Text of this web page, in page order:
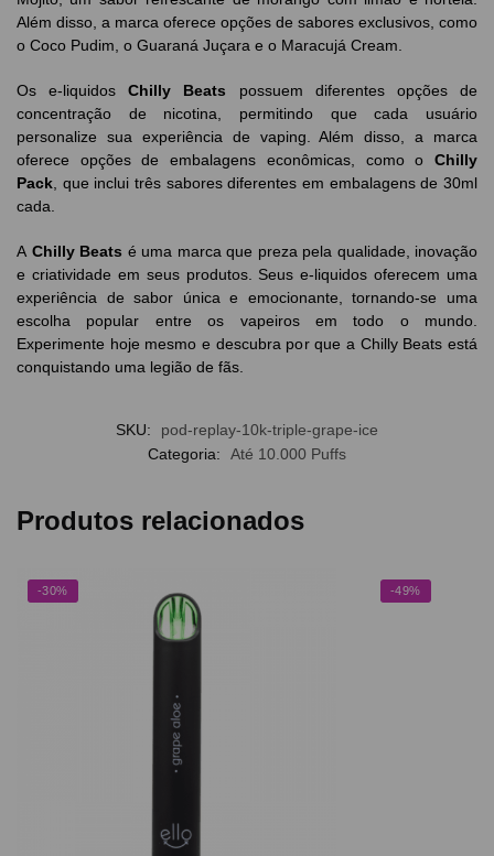
Além disso, a marca oferece opções de sabores exclusivos, como
o Coco Pudim, o Guaraná Juçara e o Maracujá Cream.
Os e-liquidosChilly Beats possuem diferentes opções de
concentração de nicotina, permitindo que cada usuário
personalize sua experiência de vaping. Além disso, a marca
oferece opções de embalagens econômicas, como o Chilly
Pack , que inclui três sabores diferentes em embalagens de 30ml
cada.
A Chilly Beats é uma marca que preza pela qualidade, inovação
e criatividade em seus produtos. Seus e-liquidos oferecem uma
experiência de sabor única e emocionante, tornando-se uma
escolha popular entre os vapeiros em todo o mundo.
Experimente hoje mesmo e descubra por que a Chilly Beats está
conquistando uma legião de fãs.
SKU:
pod-replay-10k-triple-grape-ice
Categoria:
Até 10.000 Puffs
Produtos relacionados
-30% -49%